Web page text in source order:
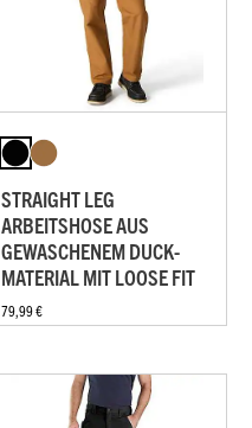
STRAIGHT LEG
ARBEITSHOSE AUS
GEWASCHENEM DUCK-
MATERIAL MIT LOOSE FIT
79,99 €